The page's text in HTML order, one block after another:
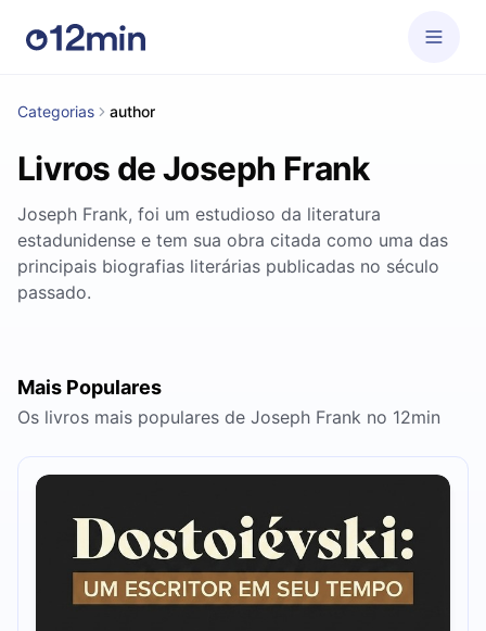
Categorias author
Livros de Joseph Frank
Joseph Frank, foi um estudioso da literatura
estadunidense e tem sua obra citada como uma das
principais biografias literárias publicadas no século
passado.
Mais Populares
Os livros mais populares de Joseph Frank no 12min